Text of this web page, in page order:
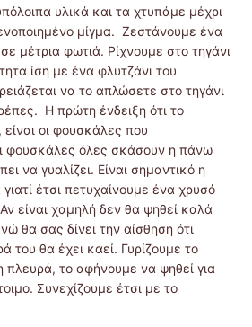
υλικά και τα χτυπάμε μέχρι
μίγμα. Ζεστάνουμε ένα
μέτρια φωτιά. Ρίχνουμε στο τηγάνι
ίση με ένα φλυτζάνι του
να το απλώσετε στο τηγάνι
Η πρώτη ένδειξη ότι το
οι φουσκάλες που
φουσκάλες όλες σκάσουν η πάνω
να γυαλίζει. Είναι σημαντικό η
έτσι πετυχαίνουμε ένα χρυσό
είναι χαμηλή δεν θα ψηθεί καλά
θα σας δίνει την αίσθηση ότι
του θα έχει καεί. Γυρίζουμε το
το αφήνουμε να ψηθεί για
Συνεχίζουμε έτσι με το